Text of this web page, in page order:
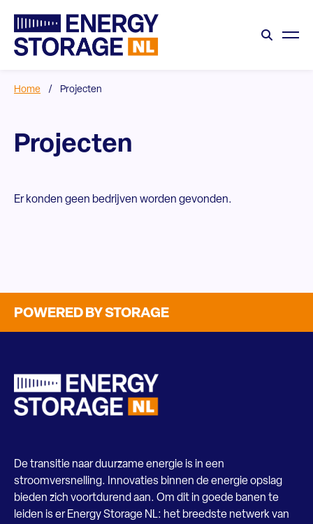
Home / Projecten
Projecten
Er konden geen bedrijven worden gevonden.
POWERED BY STORAGE
De transitie naar duurzame energie is in een
stroomversnelling. Innovaties binnen de energie opslag
bieden zich voortdurend aan. Om dit in goede banen te
leiden is er Energy Storage NL: het breedste netwerk van